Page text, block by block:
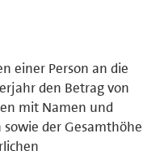
einer Person an die
den Betrag von
mit Namen und
der Gesamthöhe